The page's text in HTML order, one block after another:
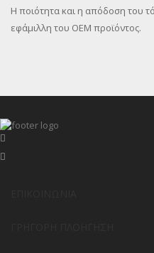
Η ποιότητα και η απόδοση του
εφάμιλλη του OEM προϊόντος.